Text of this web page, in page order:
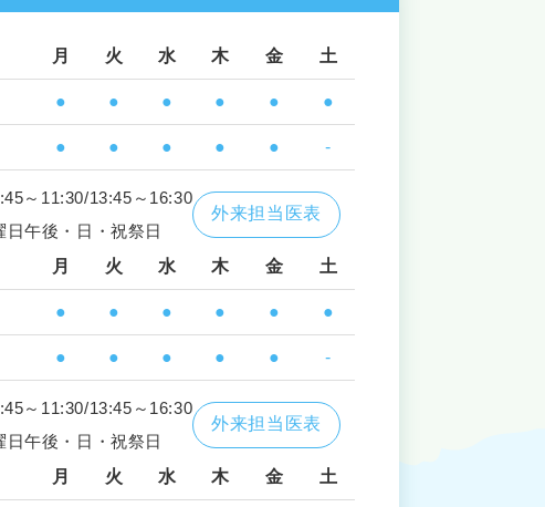
月 火 水 木 金 土
● ● ● ● ● ●
● ● ● ● ● -
～11:30/13:45～16:30
日午後・日・祝祭日
外来担当医表
月 火 水 木 金 土
● ● ● ● ● ●
● ● ● ● ● -
～11:30/13:45～16:30
日午後・日・祝祭日
外来担当医表
月 火 水 木 金 土